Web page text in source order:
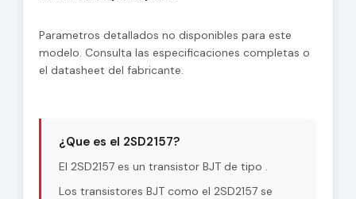
Parametros detallados no disponibles para este
modelo. Consulta las especificaciones completas o
el datasheet del fabricante.
¿Que es el 2SD2157?
El 2SD2157 es un transistor BJT de tipo .
Los transistores BJT como el 2SD2157 se